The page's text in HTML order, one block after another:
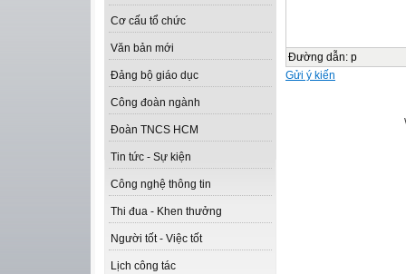
Cơ cấu tổ chức
Văn bản mới
Đảng bộ giáo dục
Công đoàn ngành
Đoàn TNCS HCM
Tin tức - Sự kiện
Công nghệ thông tin
Thi đua - Khen thưởng
Người tốt - Việc tốt
Lịch công tác
Đường dẫn: p
Gửi ý kiến